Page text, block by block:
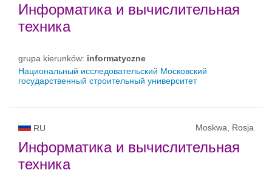
Информатика и вычислительная
техника
grupa kierunków: informatyczne
Национальный исследовательский Московский
государственный строительный университет
RU Moskwa, Rosja
Информатика и вычислительная
техника